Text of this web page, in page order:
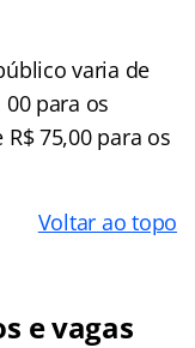
varia de
00 para os
75,00 para os
Voltar ao topo
e vagas